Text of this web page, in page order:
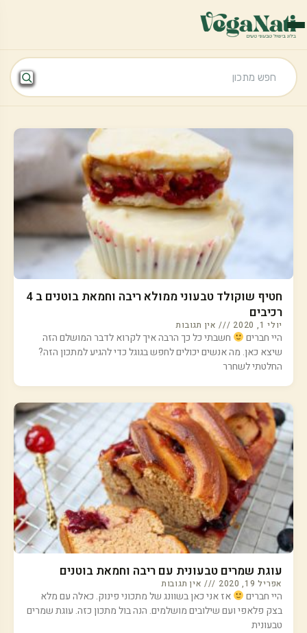
חטיף שוקולד טבעוני ממולא ריבה וחמאת בוטנים ב 4
רכיבים
יולי 1, 2020 אין תגובות
היי חברים
חשבתי כל כך הרבה איך לקרוא לדבר המושלם הזה
שיצא כאן. מה אנשים יכולים לחפש בגוגל כדי להגיע למתכון הזה?
החלטתי לשחרר
עוגת שמרים טבעונית עם ריבה וחמאת בוטנים
אפריל 19, 2020 אין תגובות
היי חברים
אז אני כאן בשוונג של מתכוני פינוק. כאלה עם מלא
בצק פלאפי ועם שילובים מושלמים. הנה בול מתכון כזה. עוגת שמרים
טבעונית